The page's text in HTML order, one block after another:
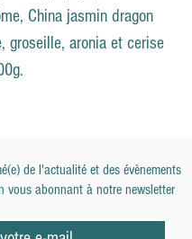
China jasmin dragon
groseille, aronia et cerise
de l'actualité et des évènements
vous abonnant à notre newsletter